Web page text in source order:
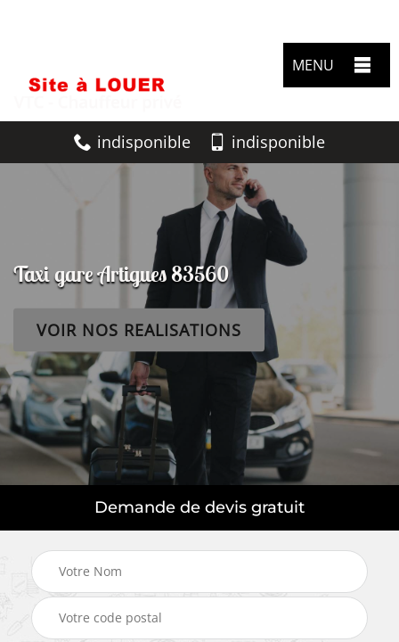
MENU
indisponible indisponible
Taxi gare Artigues 83560
VOIR NOS REALISATIONS
Demande de devis gratuit